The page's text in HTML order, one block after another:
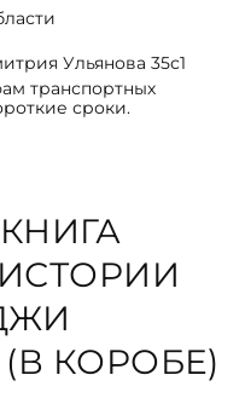
Ульянова 35с1
транспортных
сроки.
КОРОБЕ)